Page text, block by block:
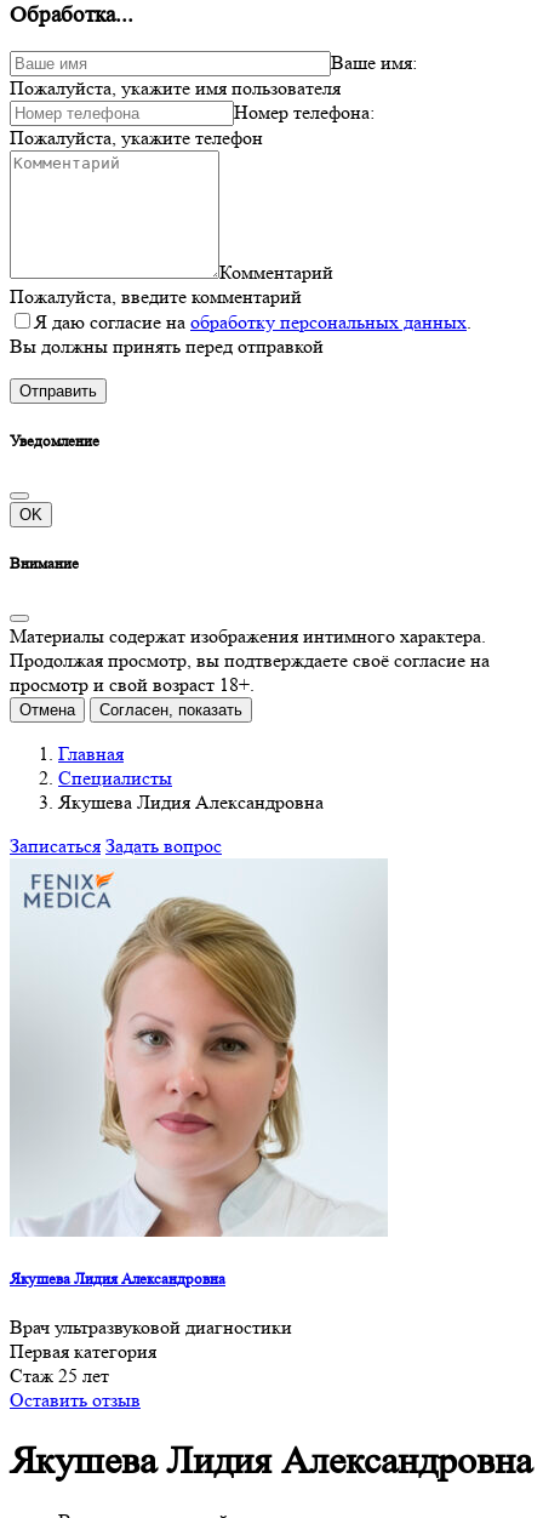
Обработка...
Ваше имя:
Пожалуйста, укажите имя пользователя
Номер телефона:
Пожалуйста, укажите телефон
Комментарий
Пожалуйста, введите комментарий
Я даю согласие на обработку персональных данных.
Вы должны принять перед отправкой
Отправить
Уведомление
OK
Внимание
Материалы содержат изображения интимного характера.
Продолжая просмотр, вы подтверждаете своё согласие на
просмотр и свой возраст 18+.
Отмена Согласен, показать
Главная
Специалисты
Якушева Лидия Александровна
Записаться Задать вопрос
Якушева Лидия Александровна
Врач ультразвуковой диагностики
Первая категория
Cтаж 25 лет
Оставить отзыв
Якушева Лидия Александровна